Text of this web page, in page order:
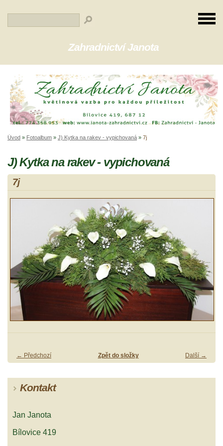
Zahradnictví Janota
Úvod » Fotoalbum » J) Kytka na rakev - vypichovaná » 7j
J) Kytka na rakev - vypichovaná
7j
← Předchozí Další →
Zpět do složky
Kontakt
Jan Janota
Bílovice 419